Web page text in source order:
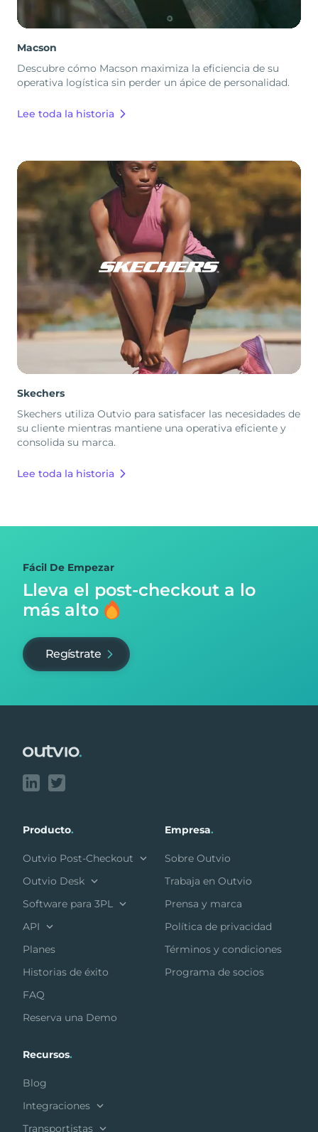
Macson
Descubre cómo Macson maximiza la eficiencia de su
operativa logística sin perder un ápice de personalidad.
Lee toda la historia
Skechers
Skechers utiliza Outvio para satisfacer las necesidades de
su cliente mientras mantiene una operativa eficiente y
consolida su marca.
Lee toda la historia
Fácil De Empezar
Lleva el post-checkout a lo
más alto
Regístrate
Producto.
Outvio Post-Checkout
Outvio Desk
Software para 3PL
API
Planes
Historias de éxito
FAQ
Reserva una Demo
Empresa.
Sobre Outvio
Trabaja en Outvio
Prensa y marca
Política de privacidad
Términos y condiciones
Programa de socios
Recursos.
Blog
Integraciones
Transportistas